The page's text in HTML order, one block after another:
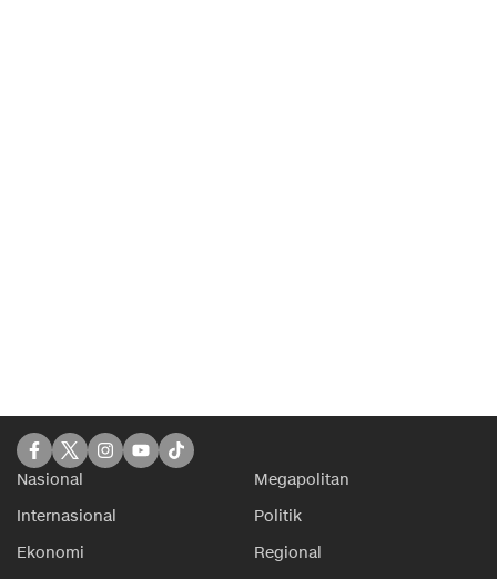
Nasional
Megapolitan
Internasional
Politik
Ekonomi
Regional